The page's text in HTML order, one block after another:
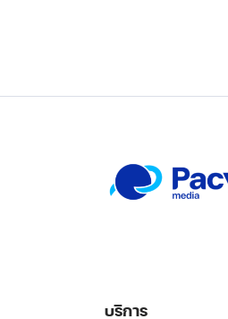
บริการ